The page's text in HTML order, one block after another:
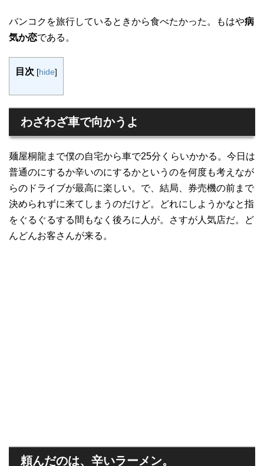
バンコクを旅行しているときから食べたかった。もはや病
気か恋である。
目次 [hide]
わざわざ車で向かうよ
麺屋桐龍まで僕の自宅から車で25分くらいかかる。今日は
普通のにするか辛いのにするかというのを何度も考えなが
らのドライブが最高に楽しい。で、結局、券売機の前まで
決められずに来てしまうのだけど。どれにしようかなと指
をぐるぐるする間もなく後ろに人が。さすが人気店だ。ど
んどんお客さんが来る。
頼んだのは、 辛いラーメン。